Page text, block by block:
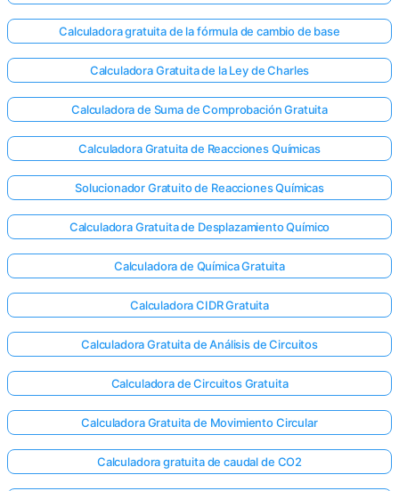
Calculadora gratuita de la fórmula de cambio de base
Calculadora Gratuita de la Ley de Charles
Calculadora de Suma de Comprobación Gratuita
Calculadora Gratuita de Reacciones Químicas
Solucionador Gratuito de Reacciones Químicas
Calculadora Gratuita de Desplazamiento Químico
Calculadora de Química Gratuita
Calculadora CIDR Gratuita
Calculadora Gratuita de Análisis de Circuitos
Calculadora de Circuitos Gratuita
Calculadora Gratuita de Movimiento Circular
Calculadora gratuita de caudal de CO2